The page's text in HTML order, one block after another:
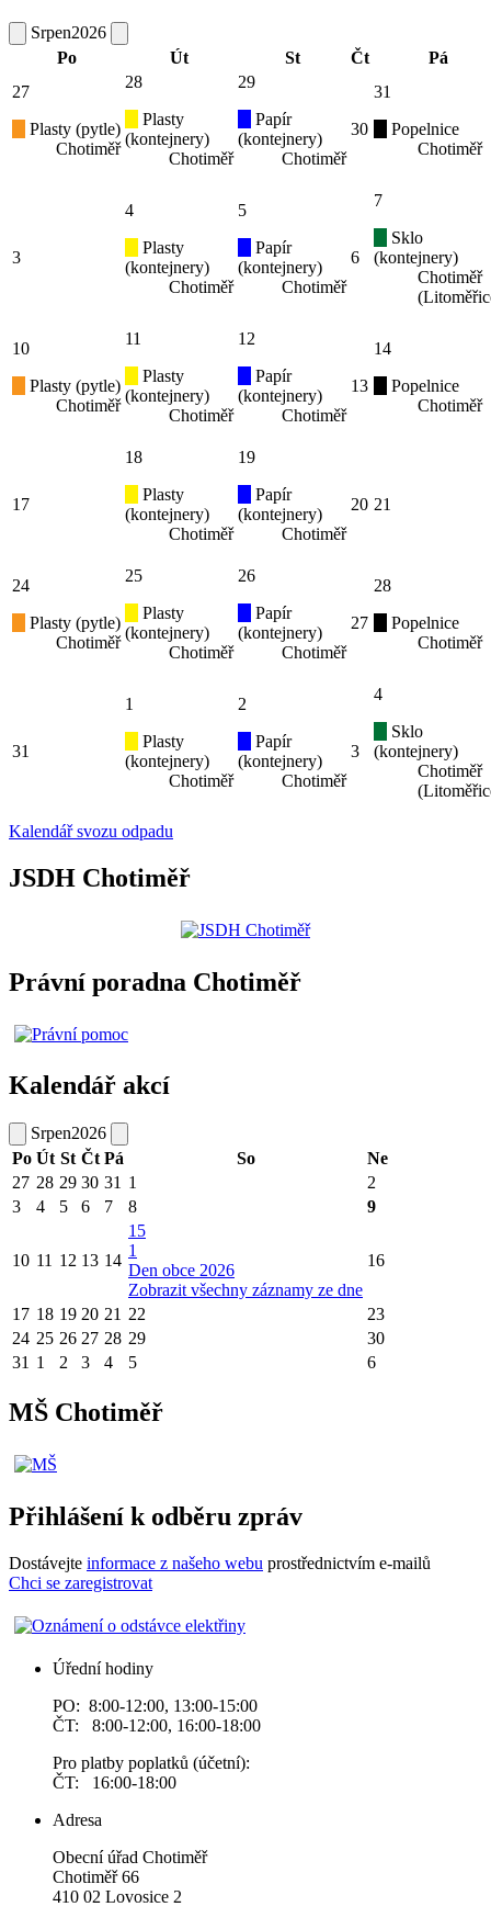
Srpen2026
Po
Út St Čt
Pá
27
Plasty (pytle)
Chotiměř
28
Plasty
(kontejnery)
Chotiměř
29
Papír
(kontejnery)
Chotiměř
30
31
Popelnice
Chotiměř
3
4
Plasty
(kontejnery)
Chotiměř
5
Papír
(kontejnery)
Chotiměř
6
7
Sklo
(kontejnery)
Chotiměř
10
Plasty (pytle)
Chotiměř
11
Plasty
(kontejnery)
Chotiměř
12
Papír
(kontejnery)
Chotiměř
13
14
Popelnice
Chotiměř
17
18
Plasty
(kontejnery)
Chotiměř
19
Papír
(kontejnery)
Chotiměř
20 21
24
Plasty (pytle)
Chotiměř
25
Plasty
(kontejnery)
Chotiměř
26
Papír
(kontejnery)
Chotiměř
27
28
Popelnice
Chotiměř
31
1
Plasty
(kontejnery)
Chotiměř
2
Papír
(kontejnery)
Chotiměř
3
4
Sklo
(kontejnery)
Chotiměř
Kalendář svozu odpadu
JSDH Chotiměř
Právní poradna Chotiměř
Kalendář akcí
Srpen2026
Po Út St Čt Pá So
Ne
27 28 29 30 31 1
2
3
4 5 6 7 8 9
10 11 12 13 14
15
1
Den obce 2026
Zobrazit všechny záznamy ze dne
16
17 18 19 20 21 22
23
24 25 26 27 28 29
30
31 1 2 3 4 5 6
MŠ Chotiměř
Přihlášení k odběru zpráv
Dostávejte informace z našeho webu prostřednictvím e-mailů
Chci se zaregistrovat
Úřední hodiny
PO: 8:00-12:00, 13:00-15:00
ČT: 8:00-12:00, 16:00-18:00
Pro platby poplatků (účetní):
ČT: 16:00-18:00
Adresa
Obecní úřad Chotiměř
Chotiměř 66
410 02 Lovosice 2